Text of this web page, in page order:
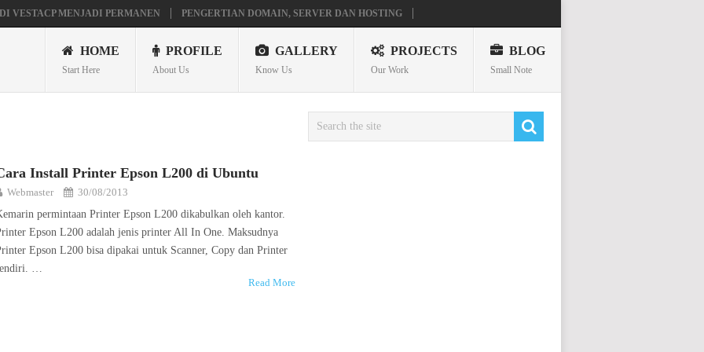
VESTACP MENJADI PERMANEN PENGERTIAN DOMAIN, SERVER DAN HOSTING
X360
HOME
Start Here
PROFILE
About Us
GALLERY
Know Us
PROJECTS
Our Work
BLOG
Small Note
Install Printer Epson L200 di Ubuntu
Webmaster
30/08/2013
permintaan Printer Epson L200 dikabulkan oleh kantor.
Epson L200 adalah jenis printer All In One. Maksudnya
Epson L200 bisa dipakai untuk Scanner, Copy dan Printer
…
Read More